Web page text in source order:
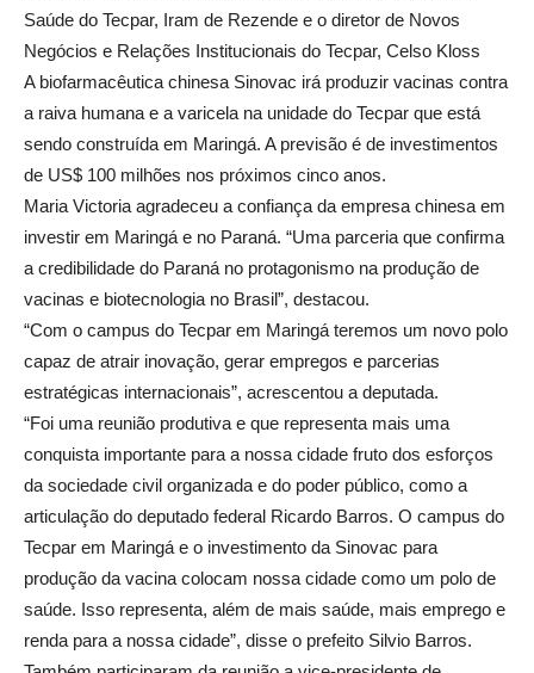
Saúde do Tecpar, Iram de Rezende e o diretor de Novos
Negócios e Relações Institucionais do Tecpar, Celso Kloss
A biofarmacêutica chinesa Sinovac irá produzir vacinas contra
a raiva humana e a varicela na unidade do Tecpar que está
sendo construída em Maringá. A previsão é de investimentos
de US$ 100 milhões nos próximos cinco anos.
Maria Victoria agradeceu a confiança da empresa chinesa em
investir em Maringá e no Paraná. “Uma parceria que confirma
a credibilidade do Paraná no protagonismo na produção de
vacinas e biotecnologia no Brasil”, destacou.
“Com o campus do Tecpar em Maringá teremos um novo polo
capaz de atrair inovação, gerar empregos e parcerias
estratégicas internacionais”, acrescentou a deputada.
“Foi uma reunião produtiva e que representa mais uma
conquista importante para a nossa cidade fruto dos esforços
da sociedade civil organizada e do poder público, como a
articulação do deputado federal Ricardo Barros. O campus do
Tecpar em Maringá e o investimento da Sinovac para
produção da vacina colocam nossa cidade como um polo de
saúde. Isso representa, além de mais saúde, mais emprego e
renda para a nossa cidade”, disse o prefeito Silvio Barros.